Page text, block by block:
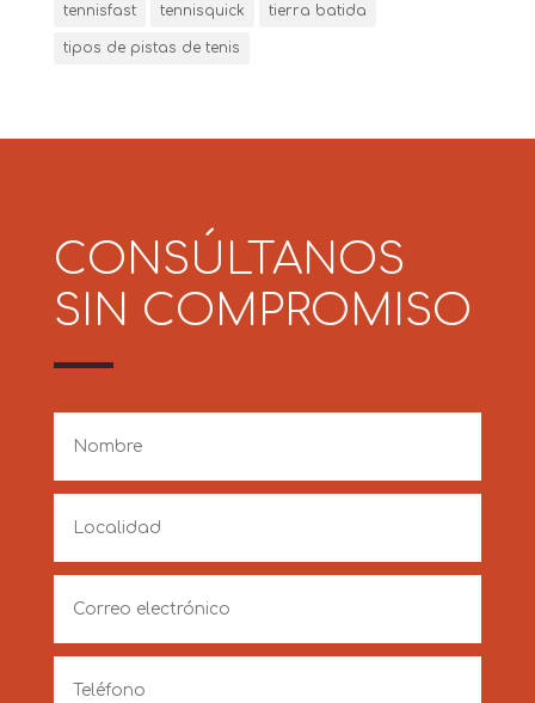
tennisfast tennisquick tierra batida
tipos de pistas de tenis
CONSÚLTANOS
SIN COMPROMISO